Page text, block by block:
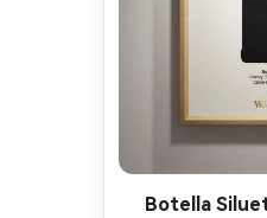
Botella